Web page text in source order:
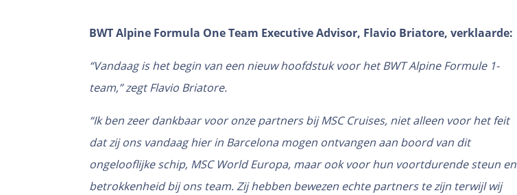
BWT Alpine Formula One Team Executive Advisor, Flavio Briatore, verklaarde:
“Vandaag is het begin van een nieuw hoofdstuk voor het BWT Alpine Formule 1-
team,” zegt Flavio Briatore.
“Ik ben zeer dankbaar voor onze partners bij MSC Cruises, niet alleen voor het feit
dat zij ons vandaag hier in Barcelona mogen ontvangen aan boord van dit
ongelooflijke schip, MSC World Europa, maar ook voor hun voortdurende steun en
betrokkenheid bij ons team. Zij hebben bewezen echte partners te zijn terwijl wij